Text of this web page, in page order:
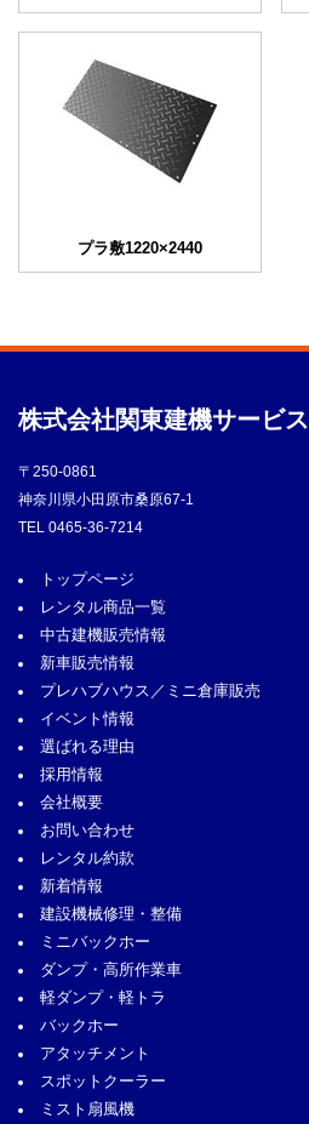
プラ敷1220×2440
株式会社関東建機サービス
〒250-0861
神奈川県小田原市桑原67-1
TEL 0465-36-7214
トップページ
レンタル商品一覧
中古建機販売情報
新車販売情報
プレハブハウス／ミニ倉庫販売
イベント情報
選ばれる理由
採用情報
会社概要
お問い合わせ
レンタル約款
新着情報
建設機械修理・整備
ミニバックホー
ダンプ・高所作業車
軽ダンプ・軽トラ
バックホー
アタッチメント
スポットクーラー
ミスト扇風機